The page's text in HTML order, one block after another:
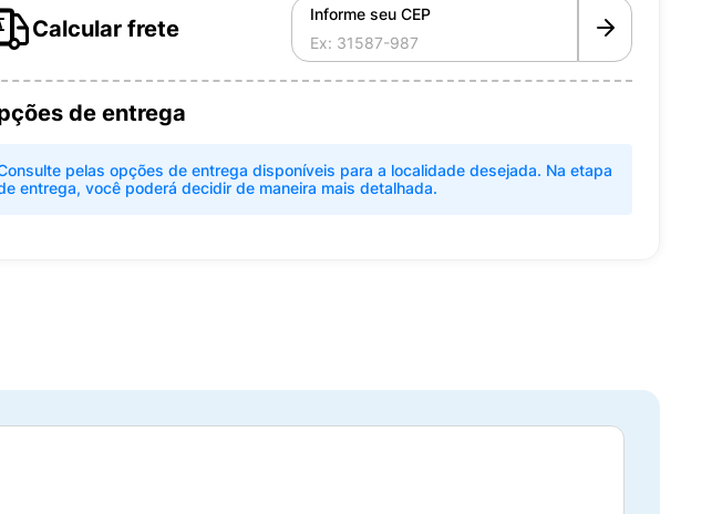
Calcular frete
Informe seu CEP
de entrega
pelas opções de entrega disponíveis para a localidade desejada. Na etapa
entrega, você poderá decidir de maneira mais detalhada.